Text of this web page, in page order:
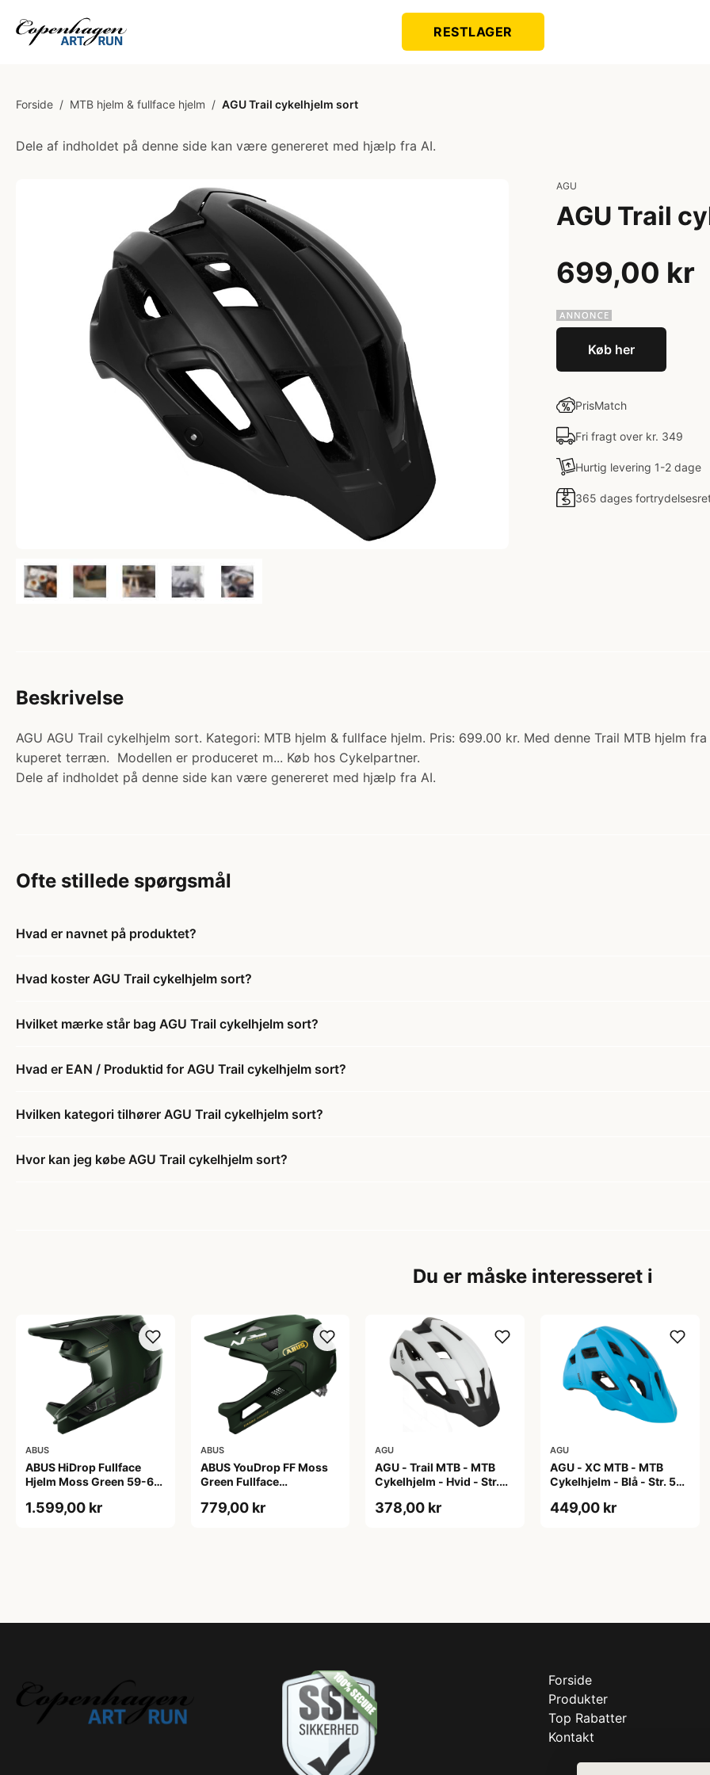
RESTLAGER
Forside / MTB hjelm & fullface hjelm / AGU Trail cykelhjelm sort
Dele af indholdet på denne side kan være genereret med hjælp fra AI.
AGU
AGU Trail
699,00 kr
Køb her
PrisMatch
Fri fragt over kr. 349
Hurtig levering 1-2 dage
365 dages
Beskrivelse
AGU AGU Trail cykelhjelm sort. Kategori: MTB hjelm & fullface hjelm. Pris: 699.00 kr. Med denne Trail MTB hjelm
kuperet terræn. Modellen er produceret m... Køb hos Cykelpartner.
Dele af indholdet på denne side kan være genereret med hjælp fra AI.
Ofte stillede spørgsmål
Hvad er navnet på produktet?
Hvad koster AGU Trail cykelhjelm sort?
Hvilket mærke står bag AGU Trail cykelhjelm sort?
Hvad er EAN / Produktid for AGU Trail cykelhjelm sort?
Hvilken kategori tilhører AGU Trail cykelhjelm sort?
Hvor kan jeg købe AGU Trail cykelhjelm sort?
Du er måske interesseret i
ABUS
ABUS HiDrop Fullface
Hjelm Moss Green 59-60
1.599,00 kr
ABUS
ABUS YouDrop FF Moss
Green Fullface
779,00 kr
AGU
AGU - Trail MTB - MTB
Cykelhjelm - Hvid - Str.
378,00 kr
AGU
AGU - XC MTB - MTB
Cykelhjelm - Blå - Str. 58-
449,00 kr
Forside
Produkter
Top Rabatter
Kontakt